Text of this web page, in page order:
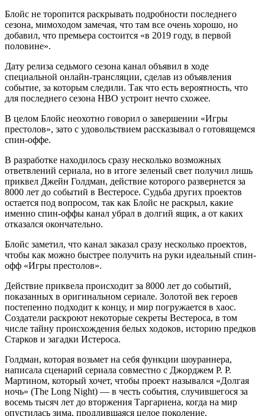
Блойс не торопится раскрывать подробности последнего
сезона, мимоходом замечая, что там все очень хорошо, но
добавил, что премьера состоится «в 2019 году, в первой
половине».
Дату релиза седьмого сезона канал объявил в ходе
специальной онлайн-трансляции, сделав из объявления
событие, за которым следили. Так что есть вероятность, что
для последнего сезона HBO устроит нечто схожее.
В целом Блойс неохотно говорил о завершении «Игры
престолов», зато с удовольствием рассказывал о готовящемся
спин-оффе.
В разработке находилось сразу несколько возможных
ответвлений сериала, но в итоге зеленый свет получил лишь
приквел Джейн Голдман, действие которого развернется за
8000 лет до событий в Вестеросе. Судьба других проектов
остается под вопросом, так как Блойс не раскрыл, какие
именно спин-оффы канал убрал в долгий ящик, а от каких
отказался окончательно.
Блойс заметил, что канал заказал сразу несколько проектов,
чтобы как можно быстрее получить на руки идеальный спин-
офф «Игры престолов».
Действие приквела происходит за 8000 лет до событий,
показанных в оригинальном сериале. Золотой век героев
постепенно подходит к концу, и мир погружается в хаос.
Создатели раскроют некоторые секреты Вестероса, в том
числе тайну происхождения белых ходоков, историю предков
Старков и загадки Истероса.
Голдман, которая возьмет на себя функции шоураннера,
написала сценарий сериала совместно с Джорджем Р. Р.
Мартином, который хочет, чтобы проект назывался «Долгая
ночь» (The Long Night) — в честь события, случившегося за
восемь тысяч лет до вторжения Таргариена, когда на мир
опустилась зима, продлившаяся целое поколение.